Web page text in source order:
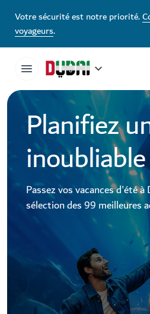
Votre sécurité est notre priorité.
voyageurs.
Planifiez
Passez vos vacances d'été à
sélection des 99 meilleures